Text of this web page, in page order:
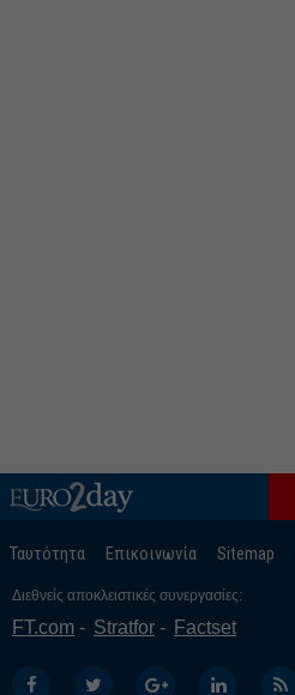
Ταυτότητα Επικοινωνία Sitemap
Διεθνείς αποκλειστικές συνεργασίες:
FT.com Stratfor Factset